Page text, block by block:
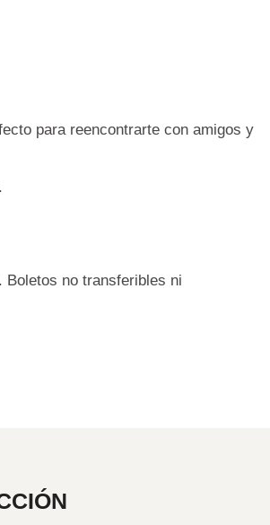
para reencontrarte con amigos y
.
Boletos no transferibles ni